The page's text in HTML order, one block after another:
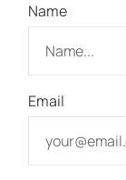
Name
Email